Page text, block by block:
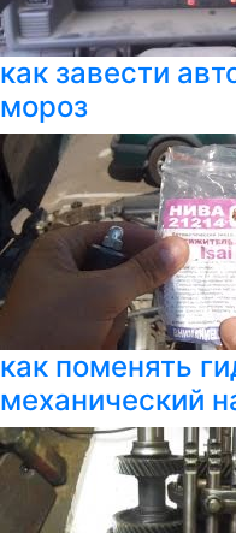
как завести
мороз
как поменять
механический